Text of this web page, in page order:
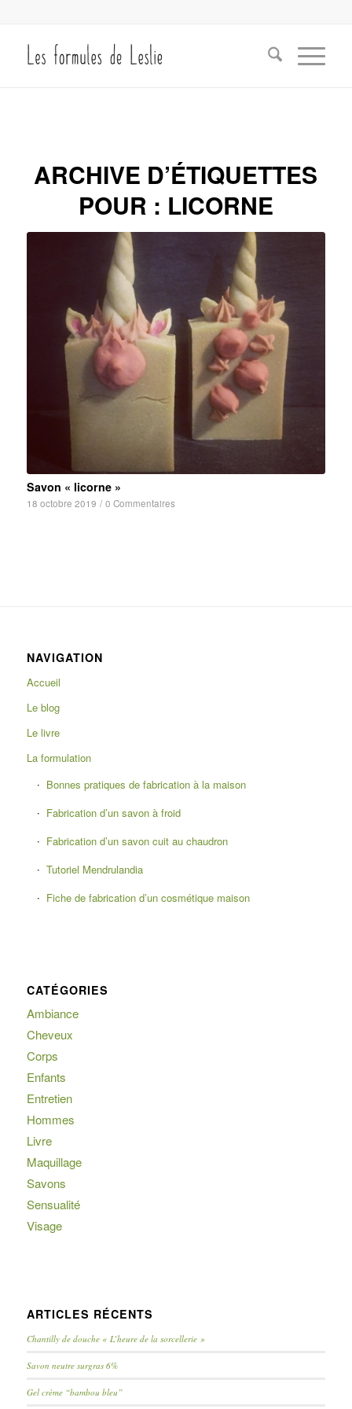
ARCHIVE D’ÉTIQUETTES
POUR : LICORNE
Savon « licorne »
18 octobre 2019 / 0 Commentaires
NAVIGATION
Accueil
Le blog
Le livre
La formulation
Bonnes pratiques de fabrication à la maison
Fabrication d’un savon à froid
Fabrication d’un savon cuit au chaudron
Tutoriel Mendrulandia
Fiche de fabrication d’un cosmétique maison
CATÉGORIES
Ambiance
Cheveux
Corps
Enfants
Entretien
Hommes
Livre
Maquillage
Savons
Sensualité
Visage
ARTICLES RÉCENTS
Chantilly de douche « L’heure de la sorcellerie »
Savon neutre surgras 6%
Gel crème “bambou bleu”